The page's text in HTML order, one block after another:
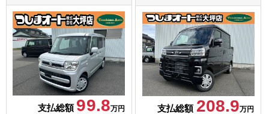
支払総額 99.8万円 支払総額 208.9万円